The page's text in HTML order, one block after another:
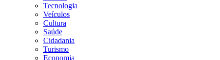
Tecnologia
Veículos
Cultura
Saúde
Cidadania
Turismo
Economia